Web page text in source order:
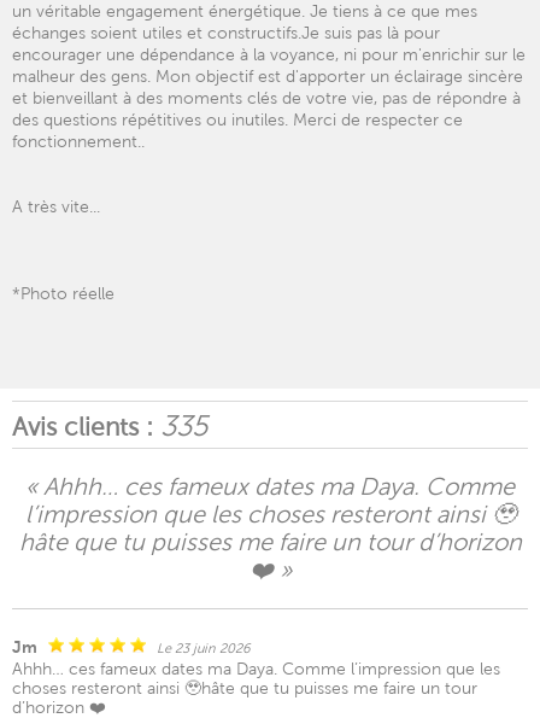
un véritable engagement énergétique. Je tiens à ce que mes
échanges soient utiles et constructifs.Je suis pas là pour
encourager une dépendance à la voyance, ni pour m'enrichir sur le
malheur des gens. Mon objectif est d'apporter un éclairage sincère
et bienveillant à des moments clés de votre vie, pas de répondre à
des questions répétitives ou inutiles. Merci de respecter ce
fonctionnement..
A très vite...
*Photo réelle
Avis clients : 335
« Ahhh… ces fameux dates ma Daya. Comme
l’impression que les choses resteront ainsi 🥹
hâte que tu puisses me faire un tour d’horizon
❤️ »
Jm Le 23 juin 2026
Ahhh… ces fameux dates ma Daya. Comme l’impression que les
choses resteront ainsi 🥹hâte que tu puisses me faire un tour
d’horizon ❤️